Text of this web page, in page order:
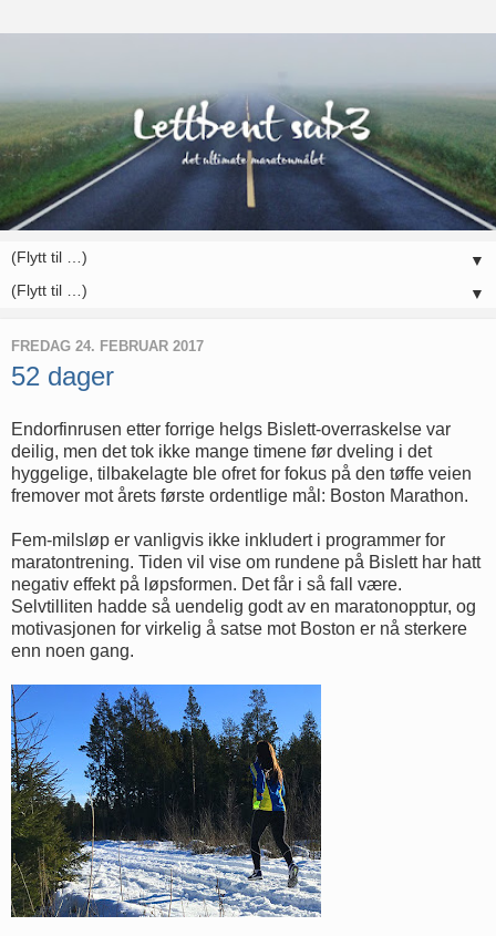
▼
▼
FREDAG 24. FEBRUAR 2017
52 dager
Endorfinrusen etter forrige helgs Bislett-overraskelse var
deilig, men det tok ikke mange timene før dveling i det
hyggelige, tilbakelagte ble ofret for fokus på den tøffe veien
fremover mot årets første ordentlige mål: Boston Marathon.
Fem-milsløp er vanligvis ikke inkludert i programmer for
maratontrening. Tiden vil vise om rundene på Bislett har hatt
negativ effekt på løpsformen. Det får i så fall være.
Selvtilliten hadde så uendelig godt av en maratonopptur, og
motivasjonen for virkelig å satse mot Boston er nå sterkere
enn noen gang.